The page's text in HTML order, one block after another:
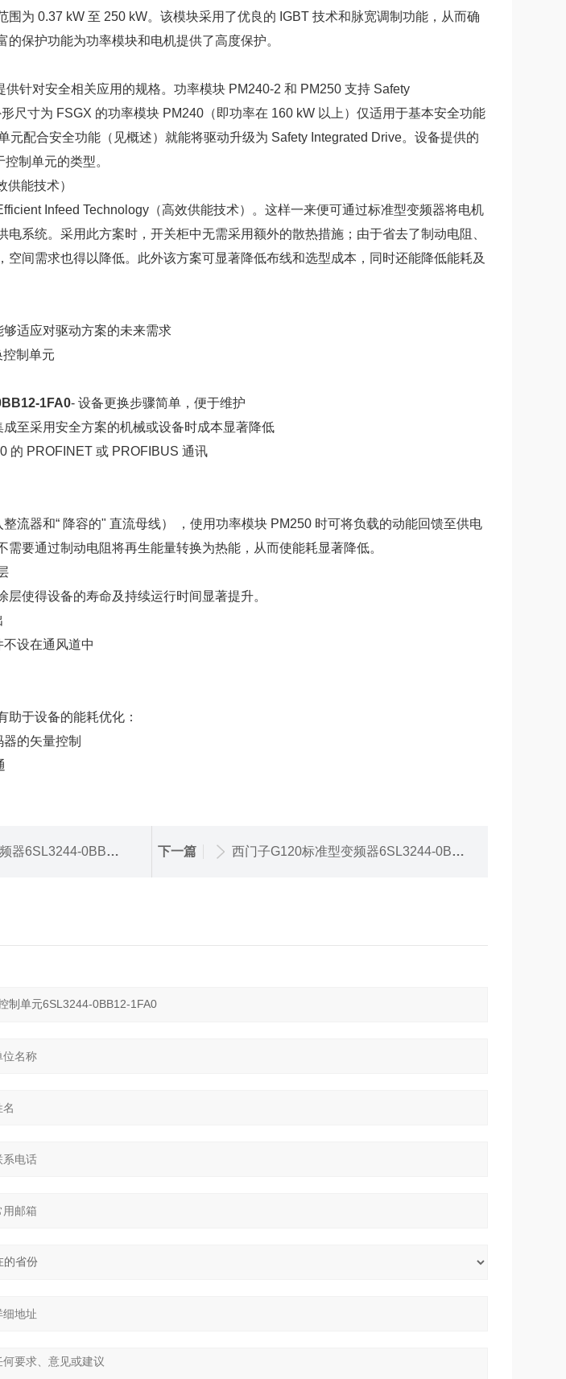
围为 0.37 kW 至 250 kW。该模块采用了优良的 IGBT 技术和脉宽调制功能，从而确
保护功能为功率模块和电机提供了高度保护。
针对安全相关应用的规格。功率模块 PM240-2 和 PM250 支持 Safety
尺寸为 FSGX 的功率模块 PM240（即功率在 160 kW 以上）仅适用于基本安全功能
元配合安全功能（见概述）就能将驱动升级为 Safety Integrated Drive。设备提供的
制单元的类型。
供能技术）
Infeed Technology（高效供能技术）。这样一来便可通过标准型变频器将电机
电系统。采用此方案时，开关柜中无需采用额外的散热措施；由于省去了制动电阻、
空间需求也得以降低。此外该方案可显著降低布线和选型成本，同时还能降低能耗及
适应对驱动方案的未来需求
制单元
1FA0- 设备更换步骤简单，便于维护
至采用安全方案的机械或设备时成本显著降低
的 PROFINET 或 PROFIBUS 通讯
流器和“ 降容的" 直流母线） ，使用功率模块 PM250 时可将负载的动能回馈至供电
需要通过制动电阻将再生能量转换为热能，从而使能耗显著降低。
层使得设备的寿命及持续运行时间显著提升。
设在通风道中
助于设备的能耗优化：
的矢量控制
0BB12-1PA1 下一篇 西门子G120标准型变频器6SL3244-0BB13-1BA1